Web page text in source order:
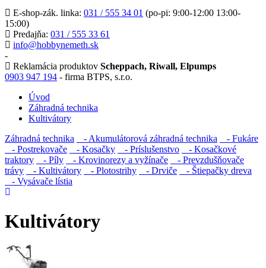
E-shop-zák. linka: 031 / 555 34 01 (po-pi: 9:00-12:00 13:00-
15:00)
Predajňa: 031 / 555 33 61
info@hobbynemeth.sk
-
Reklamácia produktov Scheppach, Riwall, Elpumps
0903 947 194 - firma BTPS, s.r.o.
Úvod
Záhradná technika
Kultivátory
Záhradná technika
- Akumulátorová záhradná technika
- Fukáre
- Postrekovače
- Kosačky - Príslušenstvo
- Kosačkové
traktory
- Píly - Krovinorezy a vyžínače
- Prevzdušňovače
trávy
- Kultivátory - Plotostrihy - Drviče
- Štiepačky dreva
- Vysávače lístia
Kultivátory